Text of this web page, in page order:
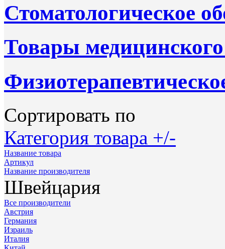
Стоматологическое
Товары
Сортировать по
Категория товара +/-
Название товара
Артикул
Название производителя
Швейцария
Все производители
Австрия
Германия
Израиль
Италия